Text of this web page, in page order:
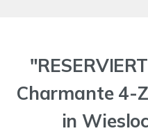
Charmante 4-
in